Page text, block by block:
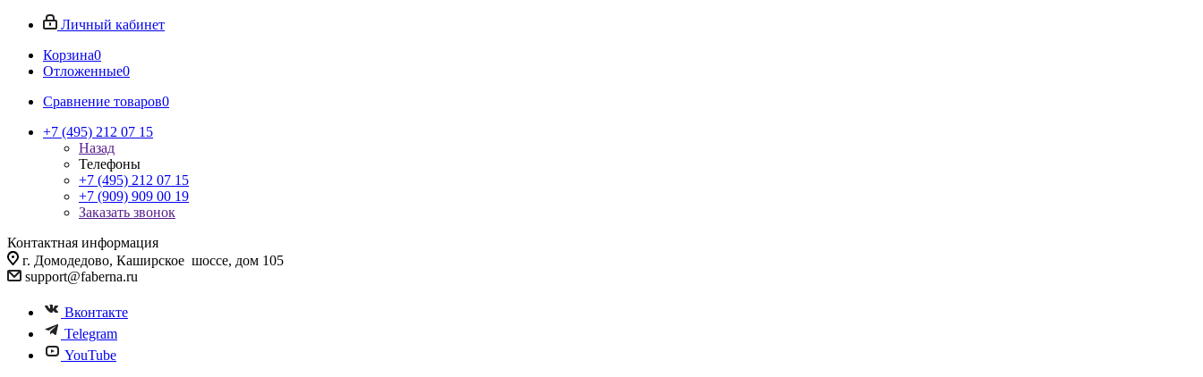
Личный кабинет
Корзина0
Отложенные0
Сравнение товаров0
+7 (495) 212 07 15
Назад
Телефоны
+7 (495) 212 07 15
+7 (909) 909 00 19
Заказать звонок
Контактная информация
г. Домодедово, Каширское шоссе, дом 105
support@faberna.ru
Вконтакте
Telegram
YouTube